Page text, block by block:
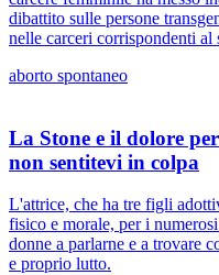
dibattito sulle persone
nelle carceri corrispondenti
aborto spontaneo
La Stone e il dolore
non sentitevi in colpa
L'attrice, che ha tre figli
fisico e morale, per i
donne a parlarne e a trovare
e proprio lutto.